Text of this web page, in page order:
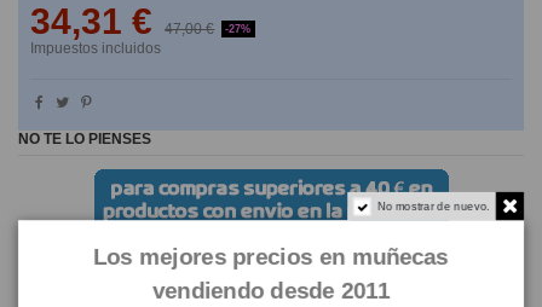
34,31 € 47,00 € -27%
Impuestos incluidos
NO TE LO PIENSES
No mostrar de nuevo.
Los mejores precios en muñecas
vendiendo desde 2011